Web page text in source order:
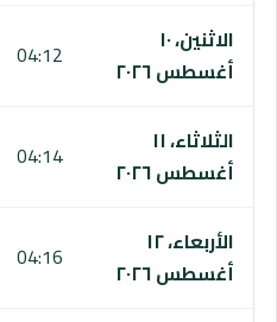
الاثنين، ١٠
أغسطس ٢٠٢٦
04:12
الثلاثاء، ١١
أغسطس ٢٠٢٦
04:14
الأربعاء، ١٢
أغسطس ٢٠٢٦
04:16